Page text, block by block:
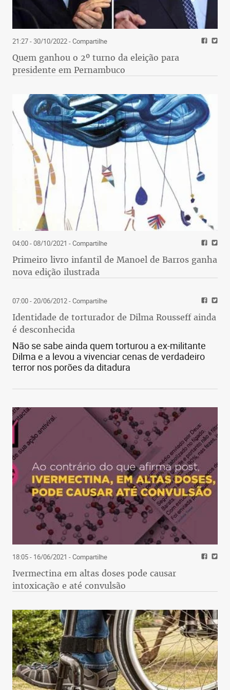
21:27 - 30/10/2022- Compartilhe
Quem ganhou o 2º turno da eleição para
presidente em Pernambuco
04:00 - 08/10/2021 - Compartilhe
Primeiro livro infantil de Manoel de Barros ganha
nova edição ilustrada
07:00 - 20/06/2012- Compartilhe
Identidade de torturador de Dilma Rousseff ainda
é desconhecida
Não se sabe ainda quem torturou a ex-militante
Dilma e a levou a vivenciar cenas de verdadeiro
terror nos porões da ditadura
18:05 - 16/06/2021 - Compartilhe
Ivermectina em altas doses pode causar
intoxicação e até convulsão